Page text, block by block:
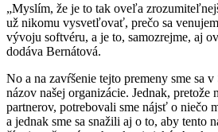
„Myslím, že je to tak oveľa
už nikomu vysvetľovať, prečo sa
vývoju softvéru, a je to, samozrejme, aj
dodáva Bernátová.
No a na zavŕšenie tejto premeny sme sa
názov našej organizácie. Jednak, pretože
partnerov, potrebovali sme nájsť o niečo
a jednak sme sa snažili aj o to, aby tento